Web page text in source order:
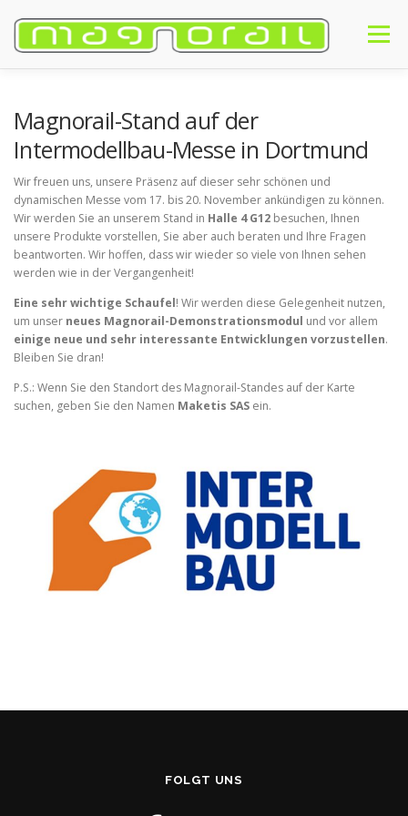
Inhalt
springen
Menü
Français
Deutsch
Magnorail-Stand auf der
Intermodellbau-Messe in Dortmund
Wir freuen uns, unsere Präsenz auf dieser sehr schönen und
dynamischen Messe vom 17. bis 20. November ankündigen zu können.
Wir werden Sie an unserem Stand in Halle 4 G12 besuchen, Ihnen
unsere Produkte vorstellen, Sie aber auch beraten und Ihre Fragen
beantworten. Wir hoffen, dass wir wieder so viele von Ihnen sehen
werden wie in der Vergangenheit!
Eine sehr wichtige Schaufel! Wir werden diese Gelegenheit nutzen,
um unser neues Magnorail-Demonstrationsmodul und vor allem
einige neue und sehr interessante Entwicklungen vorzustellen.
Bleiben Sie dran!
P.S.: Wenn Sie den Standort des Magnorail-Standes auf der Karte
suchen, geben Sie den Namen Maketis SAS ein.
FOLGT UNS